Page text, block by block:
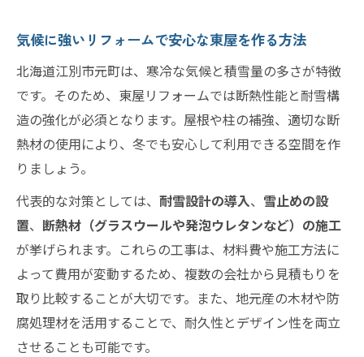
気候に強いリフォームで安心な東屋を作る方法
北海道江別市元町は、寒冷な気候と積雪量の多さが特徴
です。そのため、東屋リフォームでは断熱性能と耐雪構
造の強化が必須となります。屋根や柱の補強、適切な断
熱材の使用により、冬でも安心して利用できる空間を作
りましょう。
代表的な対策としては、 耐雪設計の導入、 雪止めの設
置、 断熱材（グラスウールや発泡ウレタンなど）の施工
が挙げられます。これらの工事は、材料費や施工方法に
よって費用が変動するため、複数の会社から見積もりを
取り比較することが大切です。また、地元産の木材や防
腐処理材を活用することで、耐久性とデザイン性を両立
させることも可能です。